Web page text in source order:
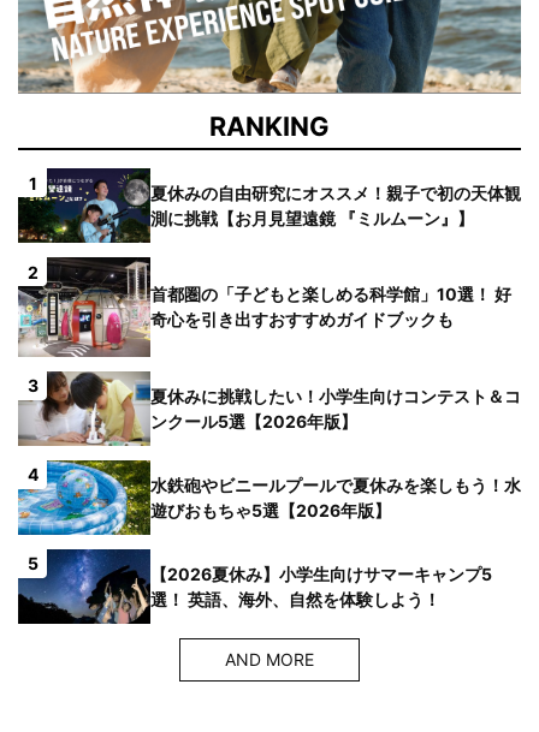
RANKING
1
夏休みの自由研究にオススメ！親子で初の天体観
測に挑戦【お月見望遠鏡 『ミルムーン』】
2
首都圏の「子どもと楽しめる科学館」10選！ 好
奇心を引き出すおすすめガイドブックも
3
夏休みに挑戦したい！小学生向けコンテスト＆コ
ンクール5選【2026年版】
4
水鉄砲やビニールプールで夏休みを楽しもう！水
遊びおもちゃ5選【2026年版】
5
【2026夏休み】小学生向けサマーキャンプ5
選！ 英語、海外、自然を体験しよう！
AND MORE